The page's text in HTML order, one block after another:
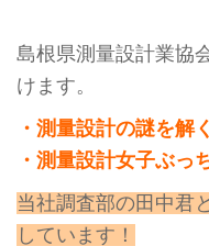
島根県測量設計業協
けます。
・測量設計の謎を解
・測量設計女子ぶっ
当社調査部の田中君
しています！